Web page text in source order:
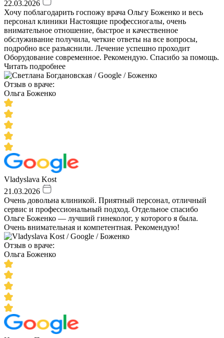
22.03.2026
Хочу поблагодарить госпожу врача Ольгу Боженко и весь
персонал клиники Настоящие профессиогалы, очень
внимательное отношение, быстрое и качественное
обслуживание получила, четкие ответы на все вопросы,
подробно все разъяснили. Лечение успешно проходит
Оборудование современное. Рекомендую. Спасибо за помощь.
Читать подробнее
Отзыв о враче:
Ольга Боженко
Vladyslava Kost
21.03.2026
Очень довольна клиникой. Приятный персонал, отличный
сервис и профессиональный подход. Отдельное спасибо
Ольге Боженко — лучший гинеколог, у которого я была.
Очень внимательная и компетентная. Рекомендую!
Отзыв о враче:
Ольга Боженко